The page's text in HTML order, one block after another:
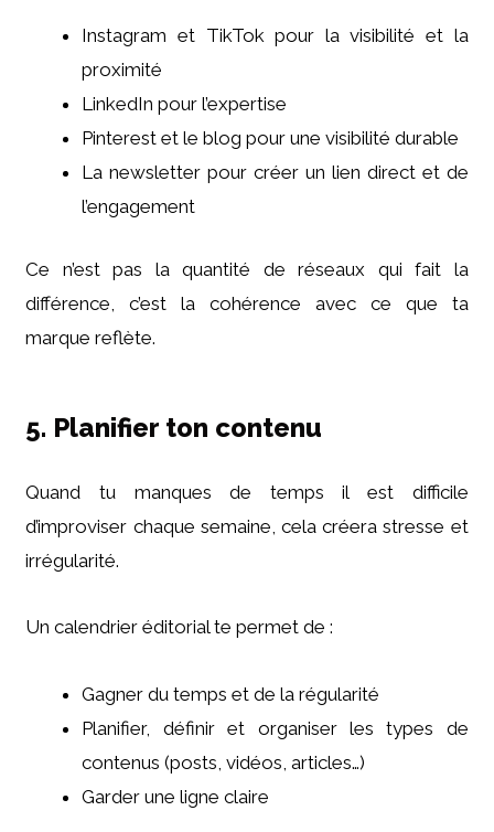
Instagram et TikTok pour la visibilité et la
proximité
LinkedIn pour l’expertise
Pinterest et le blog pour une visibilité durable
La newsletter pour créer un lien direct et de
l’engagement
Ce n’est pas la quantité de réseaux qui fait la
différence, c’est la cohérence avec ce que ta
marque reflète.
5. Planifier ton contenu
Quand tu manques de temps il est difficile
d’improviser chaque semaine, cela créera stresse et
irrégularité.
Un calendrier éditorial te permet de :
Gagner du temps et de la régularité
Planifier, définir et organiser les types de
contenus (posts, vidéos, articles…)
Garder une ligne claire